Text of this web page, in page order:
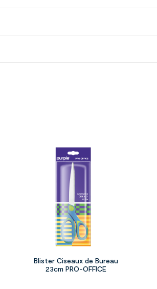
Blister Ciseaux de Bureau
23cm PRO-OFFICE